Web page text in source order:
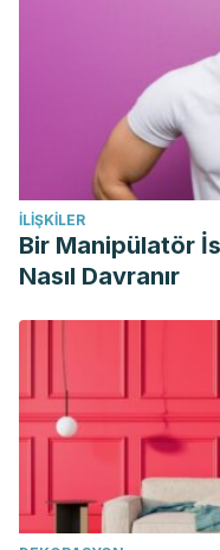
İLIŞKILER
Bir Manipülatör
Nasıl Davranır